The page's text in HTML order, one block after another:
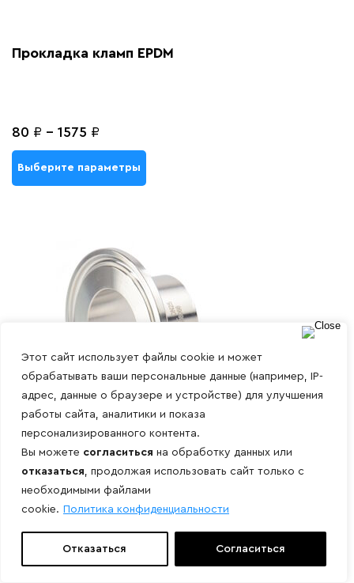
Этот сайт использует файлы cookie и может
обрабатывать ваши персональные данные (например, IP-
адрес, данные о браузере и устройстве) для улучшения
работы сайта, аналитики и показа
персонализированного контента.
Вы можете согласиться на обработку данных или
отказаться, продолжая использовать сайт только с
необходимыми файлами
cookie. Политика конфиденциальности
Отказаться Согласиться
Прокладка кламп EPDM
80 ₽ - 1575 ₽
Выберите параметры
Штуцер кламп соединения